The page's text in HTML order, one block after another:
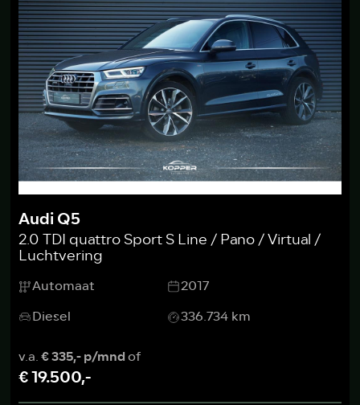
Audi Q5
2.0 TDI quattro Sport S Line / Pano / Virtual /
Luchtvering
Automaat
2017
Diesel
336.734 km
v.a.€ 335,- p/mndof
€ 19.500,-